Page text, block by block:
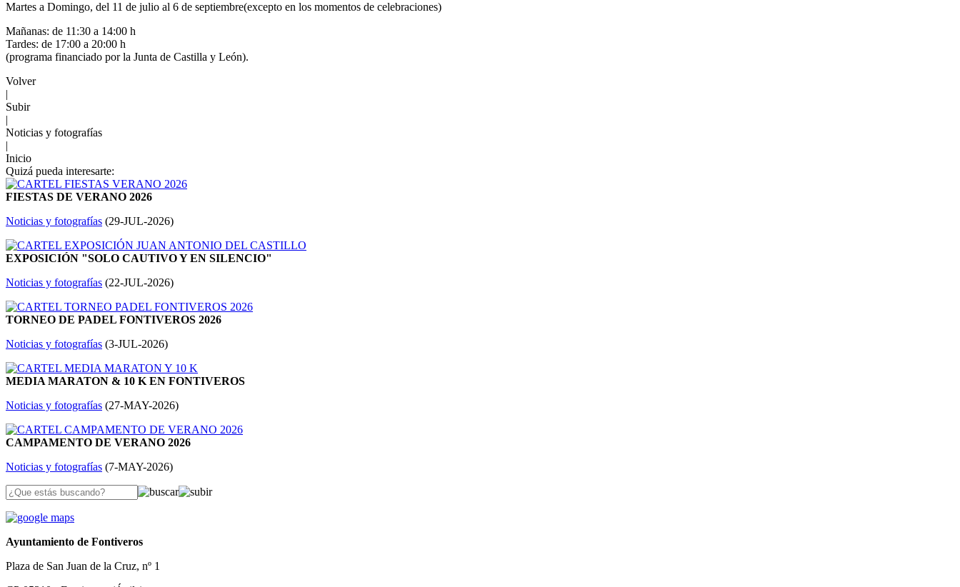
Martes a Domingo, del 11 de julio al 6 de septiembre(excepto en los momentos de celebraciones)
Mañanas: de 11:30 a 14:00 h
Tardes: de 17:00 a 20:00 h
(programa financiado por la Junta de Castilla y León).
Volver
|
Subir
|
Noticias y fotografías
|
Inicio
Quizá pueda interesarte:
FIESTAS DE VERANO 2026
Noticias y fotografías (29-JUL-2026)
EXPOSICIÓN "SOLO CAUTIVO Y EN SILENCIO"
Noticias y fotografías (22-JUL-2026)
TORNEO DE PADEL FONTIVEROS 2026
Noticias y fotografías (3-JUL-2026)
MEDIA MARATON & 10 K EN FONTIVEROS
Noticias y fotografías (27-MAY-2026)
CAMPAMENTO DE VERANO 2026
Noticias y fotografías (7-MAY-2026)
Ayuntamiento de Fontiveros
Plaza de San Juan de la Cruz, nº 1